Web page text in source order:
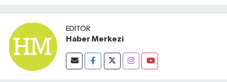
EDITÖR
Haber Merkezi
SİYASET
Sındırgı